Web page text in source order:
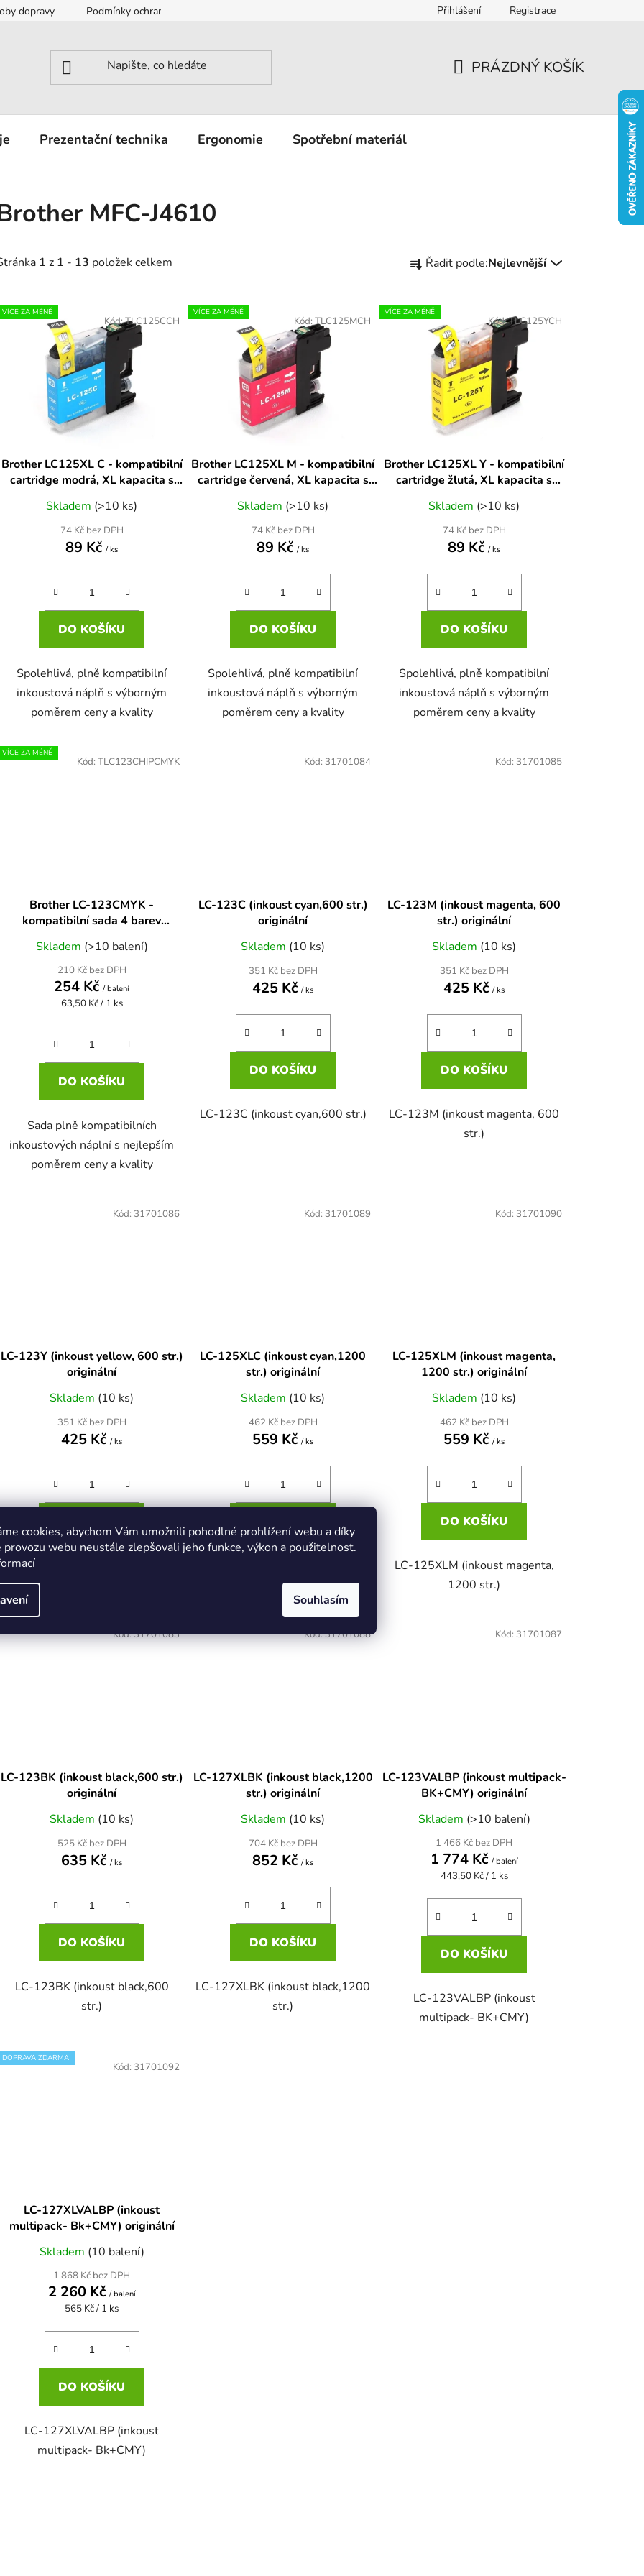
cookies, abychom Vám umožnili pohodlné prohlížení webu a díky
provozu webu neustále zlepšovali jeho funkce, výkon a použitelnost.
Souhlasím
dopravy Podmínky ochrany osobních údajů Přihlášení Registrace
KOŠÍK
PRÁZDNÝ KOŠÍK
Prezentační technika Ergonomie Spotřební materiál
MFC-J4610
1 z 1 - 13 položek celkem
a
e
n
k
t
Řadit podle:Nejlevnější
d
u
VÍCE ZA MÉNĚ
Brother LC125XL C - kompatibilní
cartridge modrá, XL kapacita s
Skladem (>10 ks)
74 Kč bez DPH
89 Kč/ ks
DO KOŠÍKU
Spolehlivá, plně kompatibilní
inkoustová náplň s výborným
poměrem ceny a kvality
Kód:TLC125CCH
VÍCE ZA MÉNĚ
Brother LC125XL M - kompatibilní
cartridge červená, XL kapacita s
Skladem (>10 ks)
74 Kč bez DPH
89 Kč/ ks
DO KOŠÍKU
Spolehlivá, plně kompatibilní
inkoustová náplň s výborným
poměrem ceny a kvality
Kód:TLC125MCH
VÍCE ZA MÉNĚ
Brother LC125XL Y - kompatibilní
cartridge žlutá, XL kapacita s
Skladem (>10 ks)
74 Kč bez DPH
89 Kč/ ks
DO KOŠÍKU
Spolehlivá, plně kompatibilní
inkoustová náplň s výborným
poměrem ceny a kvality
Kód:TLC125YCH
VÍCE ZA MÉNĚ
Brother LC-123CMYK -
kompatibilní sada 4 barev
Skladem (>10 balení)
210 Kč bez DPH
254 Kč/ balení
Měrná
63,50 Kč / 1 ks
DO KOŠÍKU
Sada plně kompatibilních
inkoustových náplní s nejlepším
poměrem ceny a kvality
Kód: TLC123CHIPCMYK
LC-123C (inkoust cyan,600 str.)
originální
Skladem (10 ks)
351 Kč bez DPH
425 Kč/ ks
DO KOŠÍKU
LC-123C (inkoust cyan,600 str.)
Kód: 31701084
LC-123M (inkoust magenta, 600
str.) originální
Skladem (10 ks)
351 Kč bez DPH
425 Kč/ ks
DO KOŠÍKU
LC-123M (inkoust magenta, 600
str.)
Kód: 31701085
LC-123Y (inkoust yellow, 600 str.)
originální
Skladem (10 ks)
351 Kč bez DPH
425 Kč/ ks
LC-123Y (inkoust yellow, 600
Kód: 31701086
LC-125XLC (inkoust cyan,1200
str.) originální
Skladem (10 ks)
462 Kč bez DPH
559 Kč/ ks
str.)
Kód: 31701089
LC-125XLM (inkoust magenta,
1200 str.) originální
Skladem (10 ks)
462 Kč bez DPH
559 Kč/ ks
DO KOŠÍKU
LC-125XLM (inkoust magenta,
1200 str.)
Kód: 31701090
LC-123BK (inkoust black,600 str.)
originální
Skladem (10 ks)
525 Kč bez DPH
635 Kč/ ks
DO KOŠÍKU
LC-123BK (inkoust black,600
str.)
Kód:31701083
LC-127XLBK (inkoust black,1200
str.) originální
Skladem (10 ks)
704 Kč bez DPH
852 Kč/ ks
DO KOŠÍKU
LC-127XLBK (inkoust black,1200
str.)
Kód:31701088
LC-123VALBP (inkoust multipack-
BK+CMY) originální
Skladem (>10 balení)
1 466 Kč bez DPH
1 774 Kč / balení
Měrná
443,50 Kč / 1 ks
DO KOŠÍKU
LC-123VALBP (inkoust
multipack- BK+CMY)
Kód: 31701087
DOPRAVA ZDARMA
LC-127XLVALBP (inkoust
multipack- Bk+CMY) originální
Skladem (10 balení)
1 868 Kč bez DPH
2 260 Kč / balení
Měrná
565 Kč / 1 ks
DO KOŠÍKU
LC-127XLVALBP (inkoust
multipack- Bk+CMY)
Kód: 31701092